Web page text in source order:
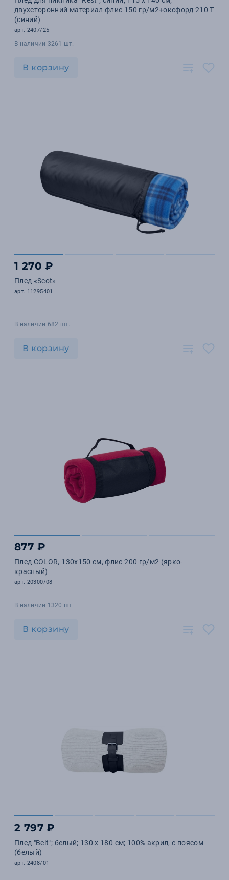
двухсторонний материал флис 150 гр/м2+оксфорд 210 T
(синий)
арт. 2407/25
В наличии 3261 шт.
В корзину
1 270 ₽
Плед «Scot»
арт. 11295401
В наличии 682 шт.
В корзину
877 ₽
Плед COLOR, 130х150 см, флис 200 гр/м2 (ярко-
красный)
арт. 20300/08
В наличии 1320 шт.
В корзину
2 797 ₽
Плед "Belt"; белый; 130 х 180 см; 100% акрил, с поясом
(белый)
арт. 2408/01